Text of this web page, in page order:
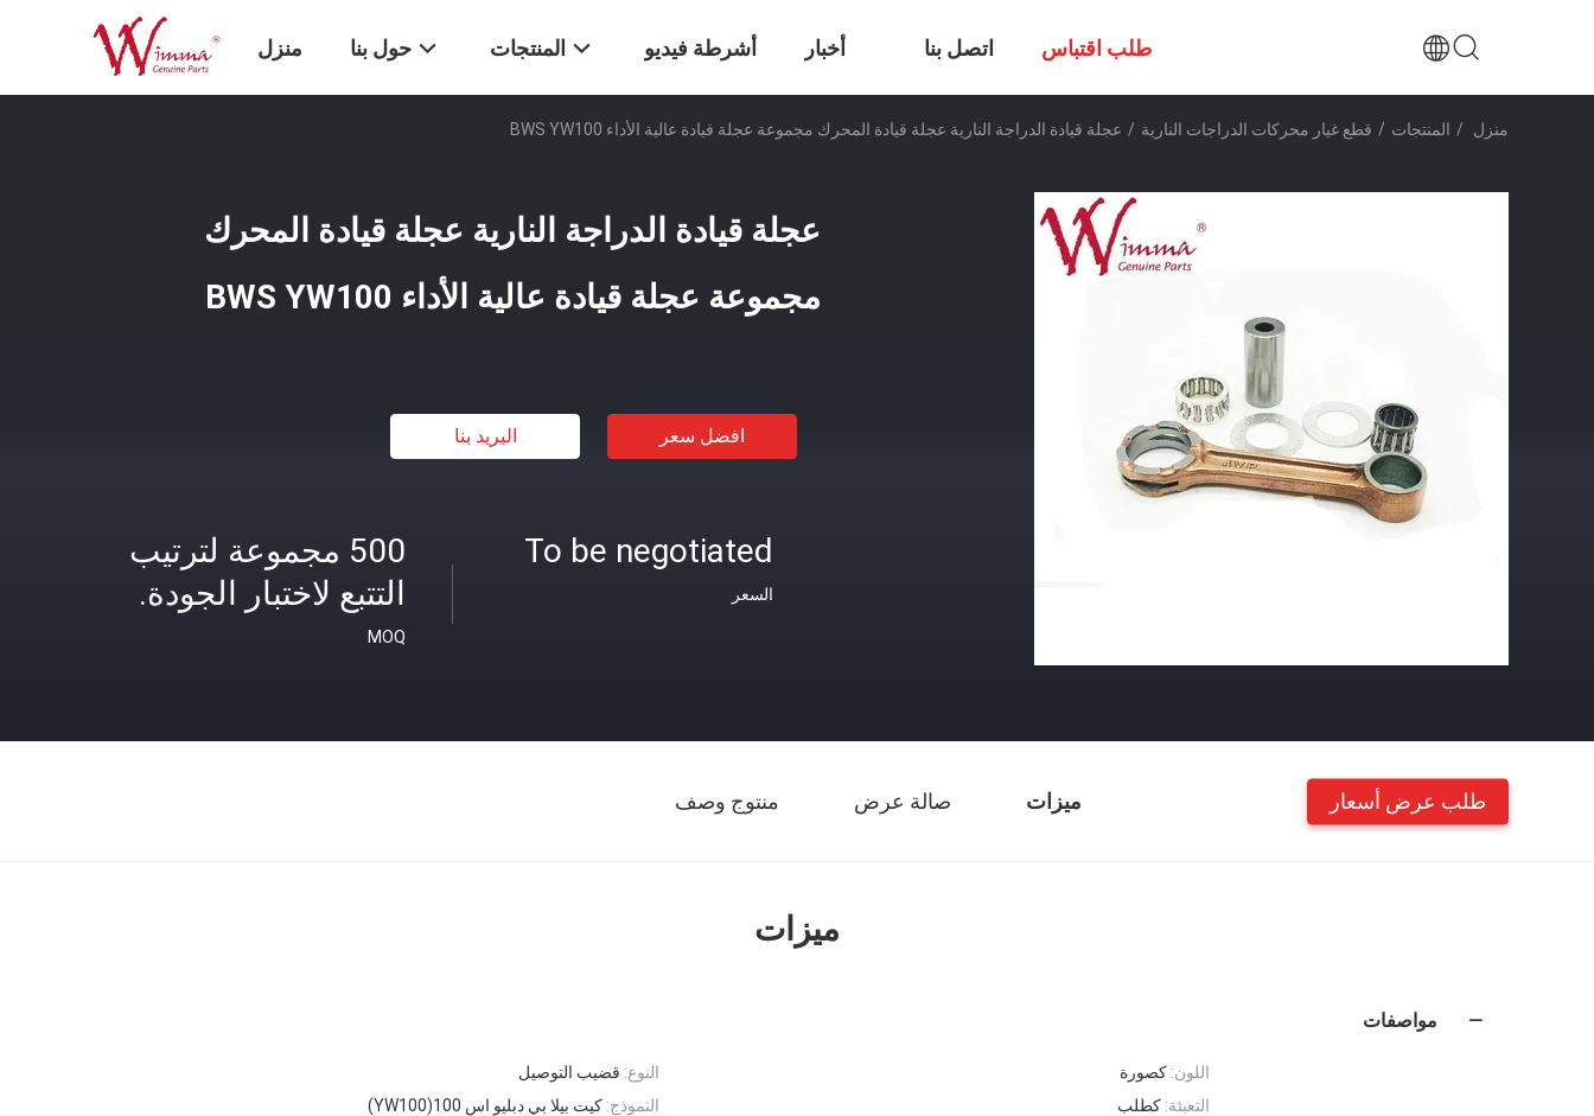
منزل حول بنا المنتجات أشرطة فيديو أخبار اتصل بنا طلب اقتباس
منزل / المنتجات / قطع غيار محركات الدراجات النارية / عجلة قيادة الدراجة النارية عجلة قيادة المحرك مجموعة عجلة قيادة عالية الأداء BWS YW100
عجلة قيادة الدراجة النارية عجلة قيادة المحرك
مجموعة عجلة قيادة عالية الأداء BWS YW100
افضل سعر البريد بنا
500 مجموعة لترتيب
التتبع لاختبار الجودة.
MOQ
To be negotiated
السعر
ميزات صالة عرض منتوج وصف طلب عرض أسعار
ميزات
مواصفات
النوع: قضيب التوصيل اللون: كصورة
النموذج: كيت بيلا بي دبليو اس 100(YW100) التعبئة: كطلب